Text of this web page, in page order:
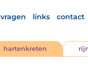
vragen links contact
hartenkreten